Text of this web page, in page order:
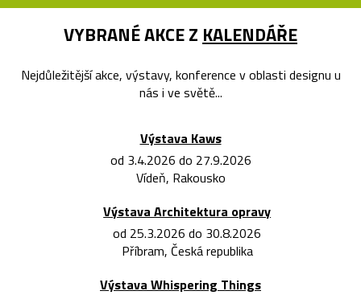
VYBRANÉ AKCE Z KALENDÁŘE
Nejdůležitější akce, výstavy, konference v oblasti designu u
nás i ve světě...
Výstava Kaws
od 3.4.2026 do 27.9.2026
Vídeň, Rakousko
Výstava Architektura opravy
od 25.3.2026 do 30.8.2026
Příbram, Česká republika
Výstava Whispering Things